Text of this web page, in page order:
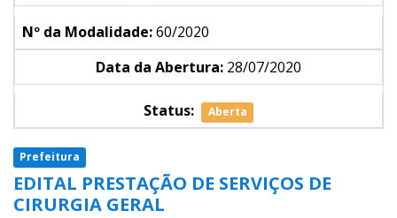
Nº da Modalidade:60/2020
Data da Abertura: 28/07/2020
Status: Aberta
Prefeitura
EDITAL PRESTAÇÃO DE SERVIÇOS DE
CIRURGIA GERAL